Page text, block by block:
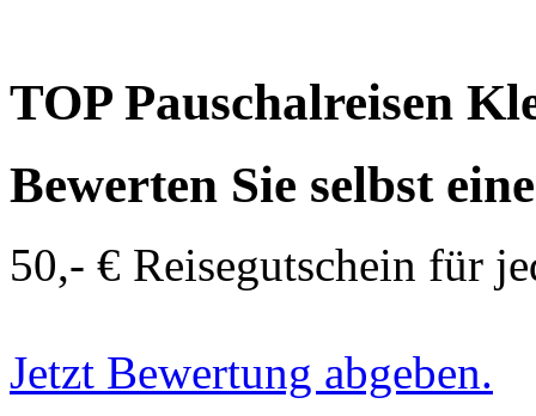
TOP Pauschalreisen
Bewerten Sie selbst
50,- € Reisegutschein für
Jetzt Bewertung abgeben.